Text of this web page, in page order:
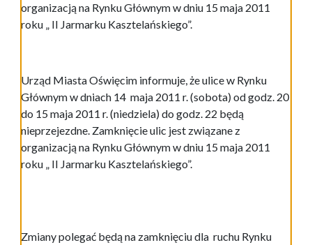
organizacją na Rynku Głównym w dniu 15 maja 2011
roku „ II Jarmarku Kasztelańskiego”.
Urząd Miasta Oświęcim informuje, że ulice w Rynku
Głównym w dniach 14 maja 2011 r. (sobota) od godz. 20
do 15 maja 2011 r. (niedziela) do godz. 22 będą
nieprzejezdne. Zamknięcie ulic jest związane z
organizacją na Rynku Głównym w dniu 15 maja 2011
roku „ II Jarmarku Kasztelańskiego”.
Zmiany polegać będą na zamknięciu dla ruchu Rynku